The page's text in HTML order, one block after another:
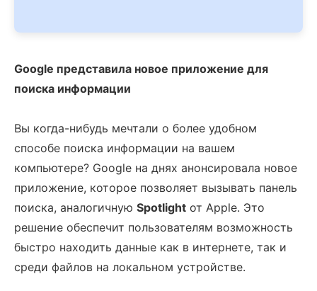
Google представила новое приложение для
поиска информации
Вы когда-нибудь мечтали о более удобном
способе поиска информации на вашем
компьютере? Google на днях анонсировала новое
приложение, которое позволяет вызывать панель
поиска, аналогичную Spotlight от Apple. Это
решение обеспечит пользователям возможность
быстро находить данные как в интернете, так и
среди файлов на локальном устройстве.